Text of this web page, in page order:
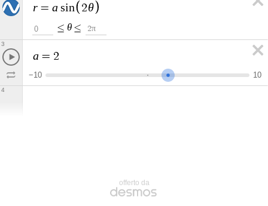
r = a sin 2θ
0 ≤ θ ≤ 2π
a = 2
−10 10
3
4
offerto da